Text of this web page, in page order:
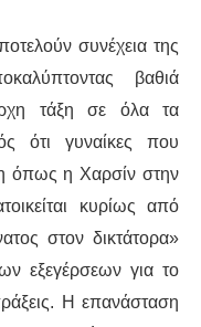
συνέχεια της
βαθιά
τάξη σε όλα τα
ότι γυναίκες που
όπως η Χαρσίν στην
κυρίως από
στον δικτάτορα»
εξεγέρσεων για το
Η επανάσταση